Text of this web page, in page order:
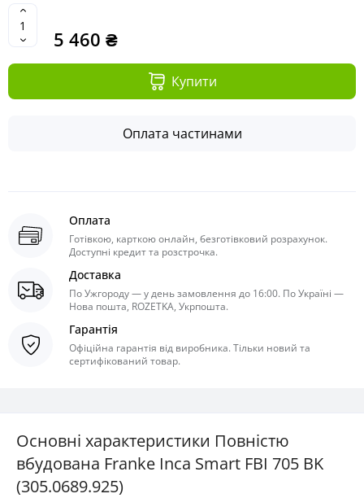
5 460 ₴
Купити
Оплата частинами
Оплата
Готівкою, карткою онлайн, безготівковий розрахунок.
Доступні кредит та розстрочка.
Доставка
По Ужгороду — у день замовлення до 16:00. По Україні —
Нова пошта, ROZETKA, Укрпошта.
Гарантія
Офіційна гарантія від виробника. Тільки новий та
сертифікований товар.
Основні характеристики Повністю
вбудована Franke Inca Smart FBI 705 BK
(305.0689.925)